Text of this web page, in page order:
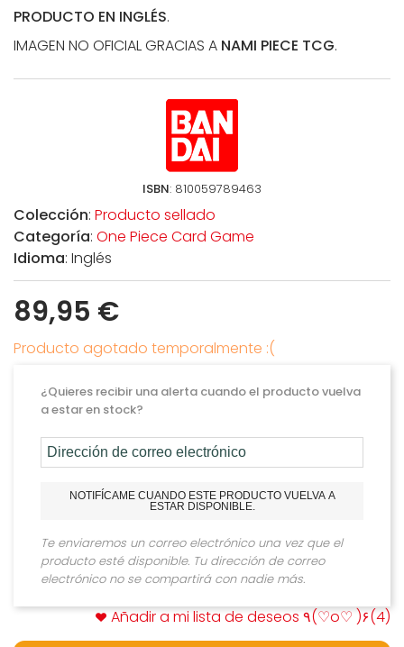
PRODUCTO EN INGLÉS.
IMAGEN NO OFICIAL GRACIAS A NAMI PIECE TCG.
ISBN: 810059789463
Colección: Producto sellado
Categoría: One Piece Card Game
Idioma: Inglés
89,95 €
Producto agotado temporalmente :(
¿Quieres recibir una alerta cuando el producto vuelva
a estar en stock?
NOTIFÍCAME CUANDO ESTE PRODUCTO VUELVA A
ESTAR DISPONIBLE.
Te enviaremos un correo electrónico una vez que el
producto esté disponible. Tu dirección de correo
electrónico no se compartirá con nadie más.
Añadir a mi lista de deseos ٩(♡o♡ )۶(4)